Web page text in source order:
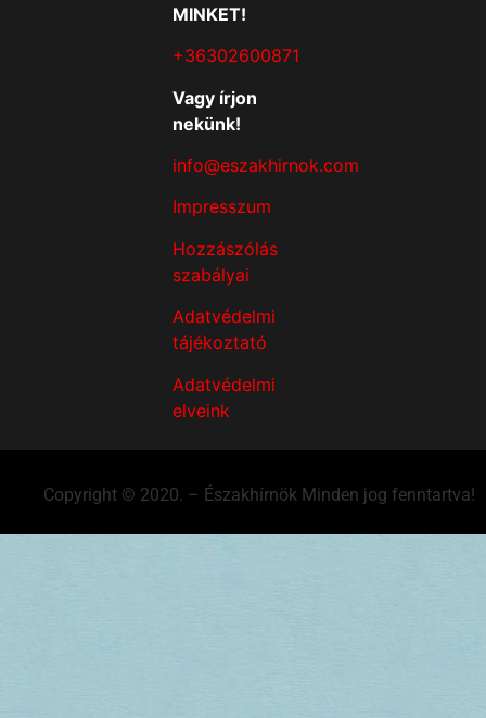
MINKET!
+36302600871
Vagy írjon
nekünk!
info@eszakhirnok.com
Impresszum
Hozzászólás
szabályai
Adatvédelmi
tájékoztató
Adatvédelmi
elveink
Copyright © 2020. – Északhírnök Minden jog fenntartva!